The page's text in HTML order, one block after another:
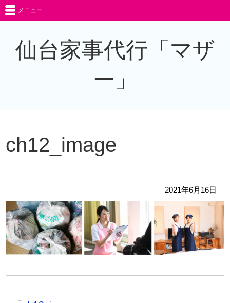
仙台家事代行「マザ
ー」
メニュー
ch12_image
2021年6月16日